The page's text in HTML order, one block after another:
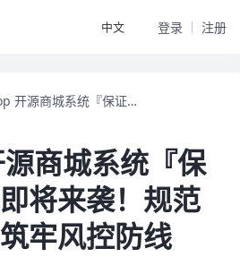
中文 登录 注册
Tigshop 开源商城系统『保证金』功能即将来袭！规范经营秩序，筑牢风控防线
商城系统『保
将来袭！规范
牢风控防线